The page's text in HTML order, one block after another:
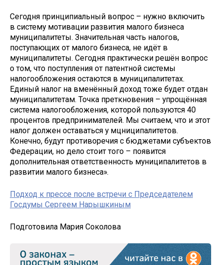
Сегодня принципиальный вопрос – нужно включить
в систему мотивации развития малого бизнеса
муниципалитеты. Значительная часть налогов,
поступающих от малого бизнеса, не идёт в
муниципалитеты. Сегодня практически решён вопрос
о том, что поступления от патентной системы
налогообложения остаются в муниципалитетах.
Единый налог на вменённый доход тоже будет отдан
муниципалитетам. Точка преткновения – упрощённая
система налогообложения, которой пользуются 40
процентов предпринимателей. Мы считаем, что и этот
налог должен оставаться у мцниципалитетов.
Конечно, будут противоречия с бюджетами субъектов
Федерации, но дело стоит того – появится
дополнительная ответственность муниципалитетов в
развитии малого бизнеса».
Подход к прессе после встречи с Председателем
Госдумы Сергеем Нарышкиным
Подготовила Мария Соколова